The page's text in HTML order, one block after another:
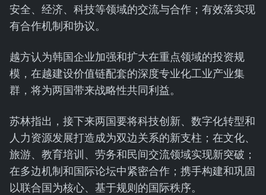
安全、经济、科技等领域的交流与合作；有效落实现
有合作机制和协议。
越方认为韩国企业加强和扩大在重点领域的投资规
模，在越建设价值链配套的深度专业化工业产业集
群，将为两国带来战略性共同利益。
苏林指出，接下来两国要将科技创新、数字化转型和
人力资源发展打造成为双边关系的新支柱；在文化、
旅游、教育培训、劳务和民间交流领域实现新突破；
在多边机制和国际论坛中紧密合作；携手构建和巩固
以联合国为核心、基于规则的国际秩序。